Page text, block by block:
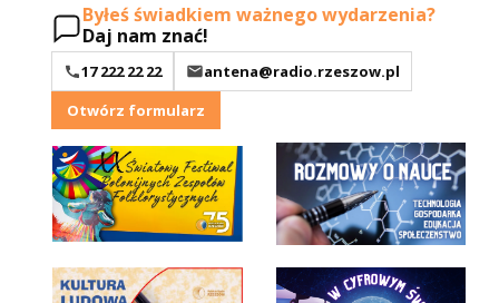
Byłeś świadkiem ważnego wydarzenia?
Daj nam znać!
17 222 22 22
antena@radio.rzeszow.pl
Otwórz formularz